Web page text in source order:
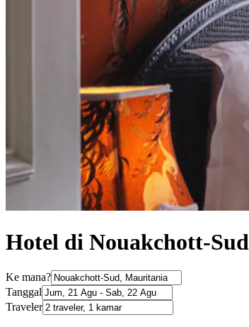
Hotel di Nouakchott-Sud
Ke mana?
Tanggal
Traveler